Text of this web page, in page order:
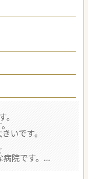
いです。
院です。
療を提供してい